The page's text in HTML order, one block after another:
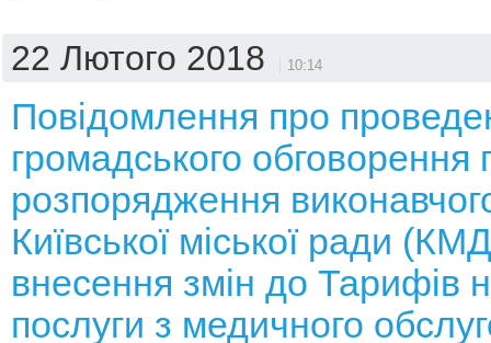
22 Лютого 2018 10:14
Повідомлення про
громадського обговорення
розпорядження
Київської міської ради
внесення змін до Тарифів
послуги з медичного